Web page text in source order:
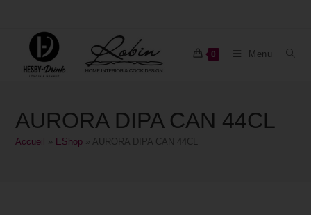
0 Menu
AURORA DIPA CAN 44CL
Accueil EShop AURORA DIPA CAN 44CL